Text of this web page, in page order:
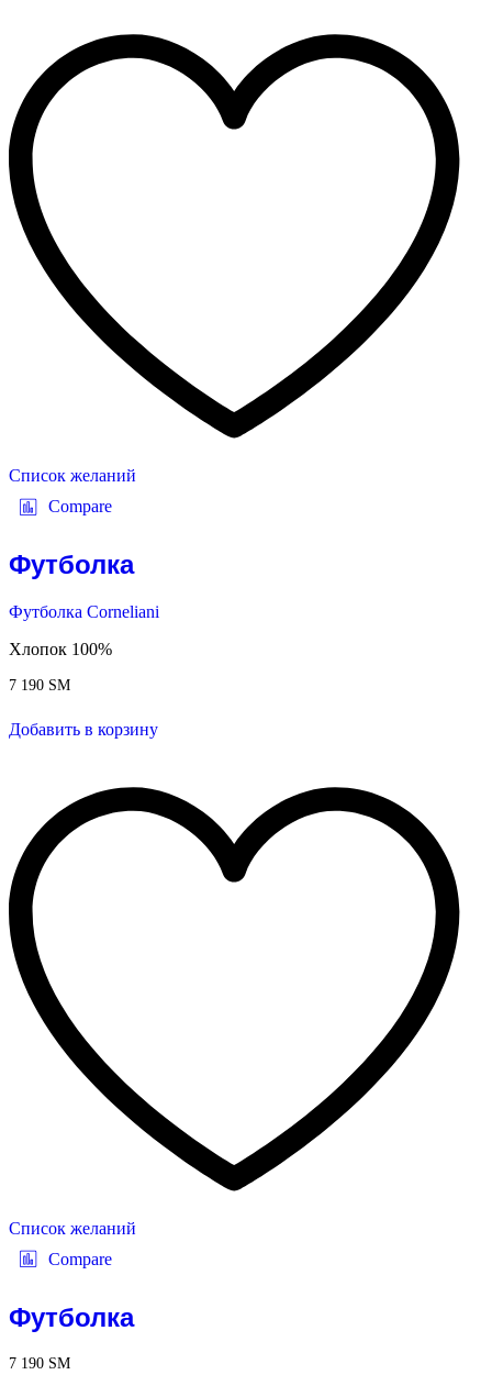
Список желаний
Compare
Футболка
Футболка Corneliani
Хлопок 100%
7 190 ЅМ
Добавить в корзину
Список желаний
Compare
Футболка
7 190 ЅМ